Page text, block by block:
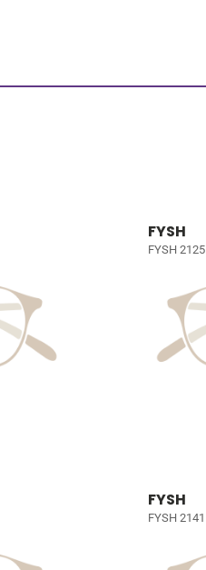
FYSH
FYSH 2125
FYSH
FYSH 2141